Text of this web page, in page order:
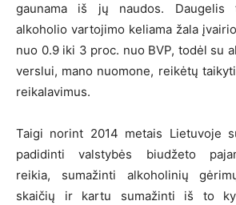
gaunama iš jų naudos. Daugelis
alkoholio vartojimo keliama žala
nuo 0.9 iki 3 proc. nuo BVP, todėl su
verslui, mano nuomone, reikėtų
reikalavimus.
Taigi norint 2014 metais Lietuvoje
padidinti valstybės biudžeto
reikia, sumažinti alkoholinių
skaičių ir kartu sumažinti iš to